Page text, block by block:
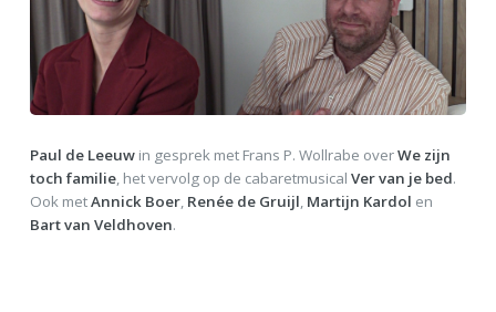
Paul de Leeuwin gesprek met Frans P. Wollrabe overWe zijn
toch familie, het vervolg op de cabaretmusical Ver van je bed.
Ook metAnnick Boer, Renée de Gruijl, Martijn Kardol en
Bart van Veldhoven.